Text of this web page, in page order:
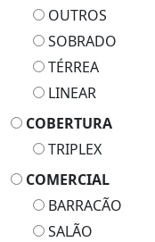
OUTROS
SOBRADO
TÉRREA
LINEAR
COBERTURA
TRIPLEX
COMERCIAL
BARRACÃO
SALÃO